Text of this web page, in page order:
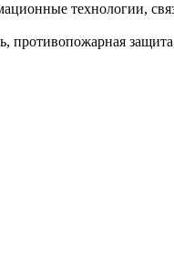
технологии,
противопожарная